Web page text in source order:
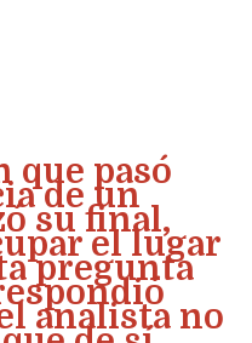
que pasó
de un
su final,
el lugar
pregunta
analista no